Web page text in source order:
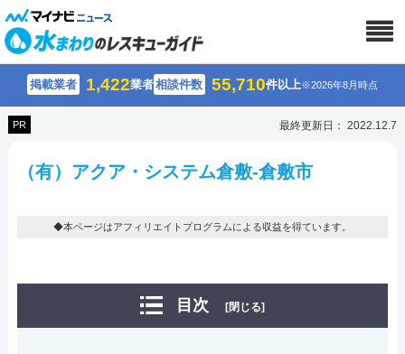
掲載業者 1,422業者相談件数 55,710件以上※2026年8月時点
PR 最終更新日： 2022.12.7
（有）アクア・システム倉敷-倉敷市
◆本ページはアフィリエイトプログラムによる収益を得ています。
目次 [閉じる]